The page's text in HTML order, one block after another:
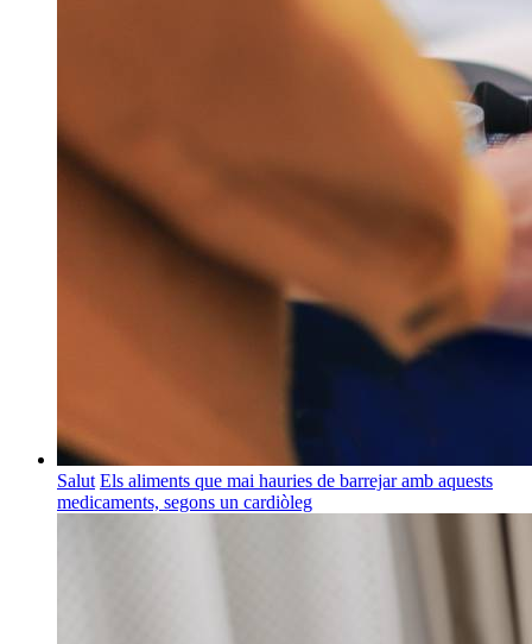
Salut Els aliments que mai hauries de barrejar amb aquests
medicaments, segons un cardiòleg